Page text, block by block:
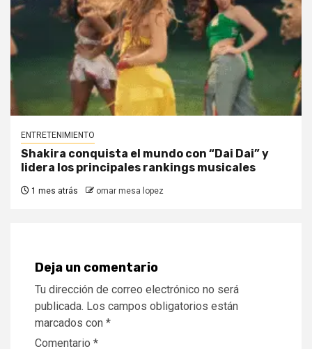
ENTRETENIMIENTO
Shakira conquista el mundo con “Dai Dai” y
lidera los principales rankings musicales
1 mes atrás omar mesa lopez
Deja un comentario
Tu dirección de correo electrónico no será
publicada. Los campos obligatorios están
marcados con *
Comentario *